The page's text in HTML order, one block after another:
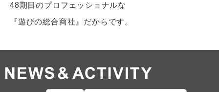
48期目のプロフェッショナルな
『遊びの総合商社』だからです。